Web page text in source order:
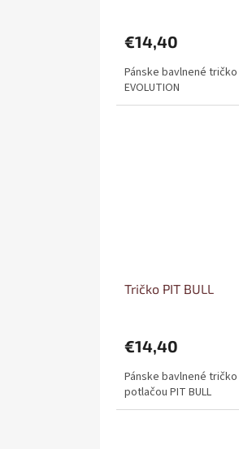
€14,40
Pánske bavlnené
EVOLUTION
Tričko PIT BULL
€14,40
Pánske bavlnené
potlačou PIT BULL